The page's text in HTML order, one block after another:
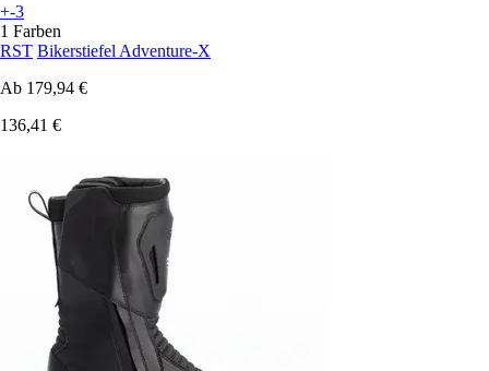
+-3
1 Farben
RST Bikerstiefel Adventure-X
Ab 179,94 €
136,41 €